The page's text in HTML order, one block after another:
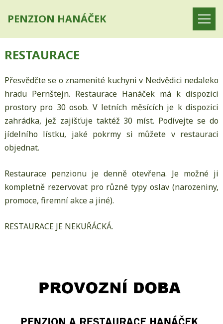
PENZION HANÁČEK
RESTAURACE
Přesvědčte se o znamenité kuchyni v Nedvědici nedaleko
hradu Pernštejn. Restaurace Hanáček má k dispozici
prostory pro 30 osob. V letních měsících je k dispozici
zahrádka, jež zajišťuje taktéž 30 míst. Podívejte se do
jídelního lístku, jaké pokrmy si můžete v restauraci
objednat.
Restaurace penzionu je denně otevřena. Je možné ji
kompletně rezervovat pro různé typy oslav (narozeniny,
promoce, firemní akce a jiné).
RESTAURACE JE NEKUŘÁCKÁ.